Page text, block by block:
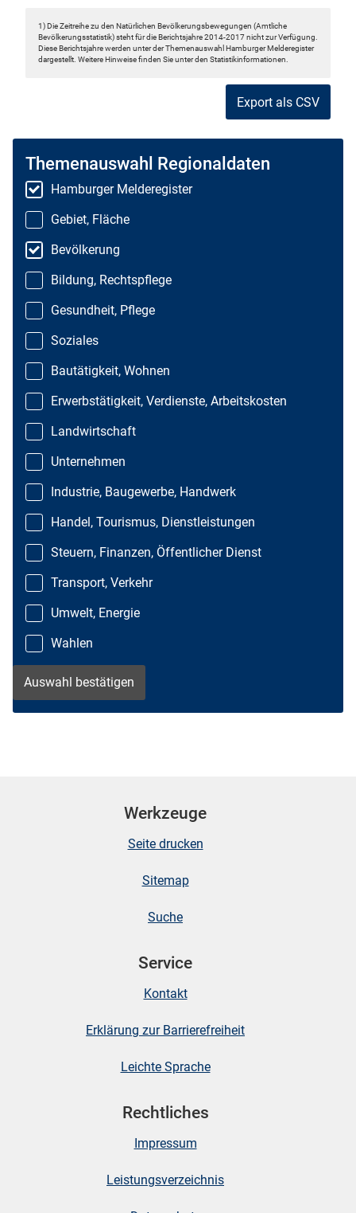
1) Die Zeitreihe zu den Natürlichen Bevölkerungsbewegungen (Amtliche
Bevölkerungsstatistik) steht für die Berichtsjahre 2014-2017 nicht zur Verfügung.
Diese Berichtsjahre werden unter der Themenauswahl Hamburger Melderegister
dargestellt. Weitere Hinweise finden Sie unter den Statistikinformationen.
Export als CSV
Themenauswahl Regionaldaten
Hamburger Melderegister
Gebiet, Fläche
Bevölkerung
Bildung, Rechtspflege
Gesundheit, Pflege
Soziales
Bautätigkeit, Wohnen
Erwerbstätigkeit, Verdienste, Arbeitskosten
Landwirtschaft
Unternehmen
Industrie, Baugewerbe, Handwerk
Handel, Tourismus, Dienstleistungen
Steuern, Finanzen, Öffentlicher Dienst
Transport, Verkehr
Umwelt, Energie
Wahlen
Werkzeuge
Seite drucken
Sitemap
Suche
Service
Kontakt
Erklärung zur Barrierefreiheit
Leichte Sprache
Rechtliches
Impressum
Leistungsverzeichnis